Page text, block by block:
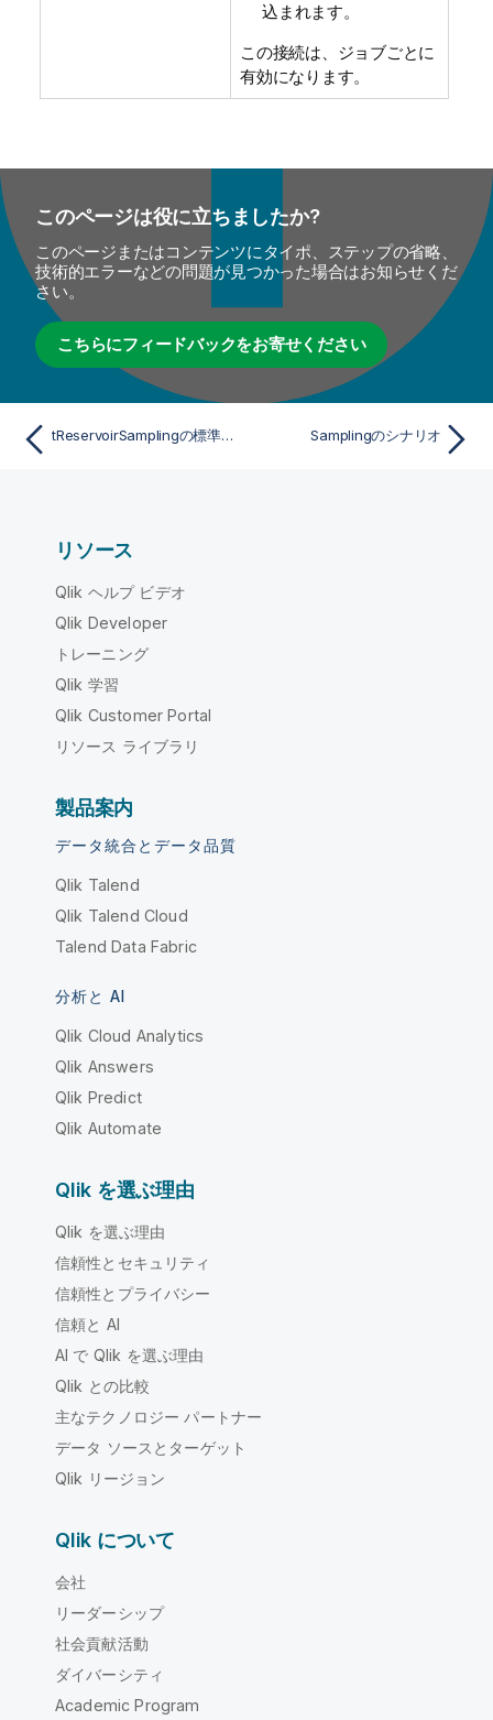
込まれます。
この接続は、ジョブごとに
有効になります。
このページは役に立ちましたか?
このページまたはコンテンツにタイポ、ステップの省略、
技術的エラーなどの問題が見つかった場合はお知らせくだ
さい。
こちらにフィードバックをお寄せください
tReservoirSamplingの標準プロパティ Samplingのシナリオ
リソース
Qlik ヘルプ ビデオ
Qlik Developer
トレーニング
Qlik 学習
Qlik Customer Portal
リソース ライブラリ
製品案内
データ統合とデータ品質
Qlik Talend
Qlik Talend Cloud
Talend Data Fabric
分析と AI
Qlik Cloud Analytics
Qlik Answers
Qlik Predict
Qlik Automate
Qlik を選ぶ理由
Qlik を選ぶ理由
信頼性とセキュリティ
信頼性とプライバシー
信頼と AI
AI で Qlik を選ぶ理由
Qlik との比較
主なテクノロジー パートナー
データ ソースとターゲット
Qlik リージョン
Qlik について
会社
リーダーシップ
社会貢献活動
ダイバーシティ
Academic Program